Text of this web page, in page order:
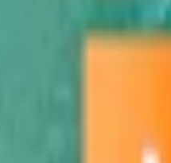
tobak,
Portion